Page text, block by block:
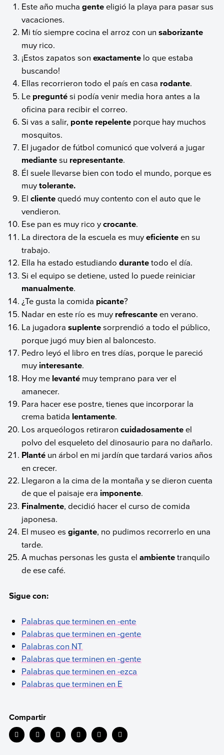
Este año muchagenteeligió la playa para pasar sus
vacaciones.
Mi tío siempre cocina el arroz con unsaborizante
muy rico.
¡Estos zapatos sonexactamente lo que estaba
buscando!
Ellas recorrieron todo el país en casa rodante.
Le preguntési podía venir media hora antes a la
oficina para recibir el correo.
Si vas a salir, ponte repelente porque hay muchos
mosquitos.
El jugador de fútbol comunicó que volverá a jugar
mediantesu representante.
Él suele llevarse bien con todo el mundo, porque es
muytolerante.
Elclientequedó muy contento con el auto que le
vendieron.
Ese pan es muy rico ycrocante.
La directora de la escuela es muyeficienteen su
trabajo.
Ella ha estado estudiandodurantetodo el día.
Si el equipo se detiene, usted lo puede reiniciar
manualmente.
¿Te gusta la comida picante?
Nadar en este río es muy refrescanteen verano.
La jugadorasuplentesorprendió a todo el público,
porque jugó muy bien al baloncesto.
Pedro leyó el libro en tres días, porque le pareció
muy interesante.
Hoy me levanté muy temprano para ver el
amanecer.
Para hacer ese postre, tienes que incorporar la
crema batida lentamente.
Los arqueólogos retiraroncuidadosamenteel
polvo del esqueleto del dinosaurio para no dañarlo.
Planté un árbol en mi jardín que tardará varios años
en crecer.
Llegaron a la cima de la montaña y se dieron cuenta
de que el paisaje era imponente.
Finalmente, decidió hacer el curso de comida
japonesa.
El museo esgigante, no pudimos recorrerlo en una
tarde.
A muchas personas les gusta elambientetranquilo
de ese café.
Sigue con:
Palabras que terminen en -ente
Palabras que terminen en -gente
Palabras con NT
Palabras que terminen en -gente
Palabras que terminen en -ezca
Palabras que terminen en E
Compartir